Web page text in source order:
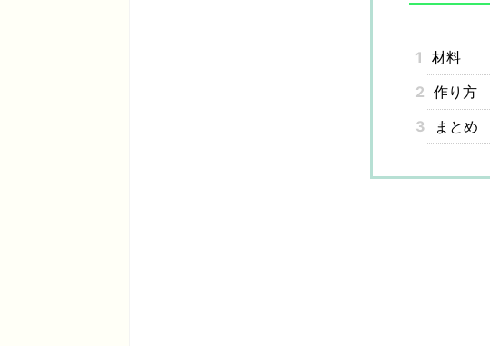
1 材料
2 作り方
3
まとめ